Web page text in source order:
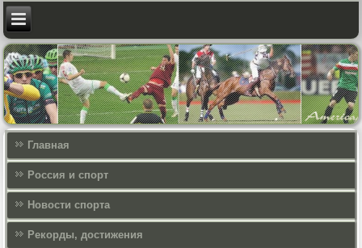
Главная
Россия и спорт
Новости спорта
Рекорды, достижения